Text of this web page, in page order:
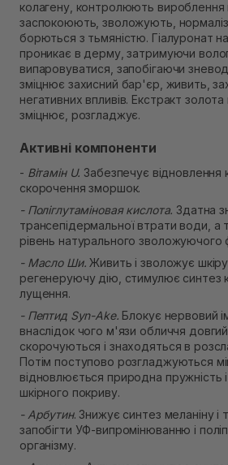
колагену, контролюють вироблення
заспокоюють, зволожують,
борються з тьмяністю. Гіалуронат
проникає в дерму, затримуючи
випаровуватися, запобігаючи
зміцнює захисний бар'єр, живить,
негативних впливів. Екстракт
зміцнює, розгладжує.
Активні компоненти
- Вітамін U. Забезпечує відновлення
скорочення зморшок.
- Поліглутаміновая кислота. Здатна
трансепідермальної втрати води, а
рівень натурального зволожуючого
- Масло Ши. Живить і зволожує
регенеруючу дію, стимулює синтез
лущення.
- Пептид Syn-Ake. Блокує нервовий
внаслідок чого м'язи обличчя
скорочуються і знаходяться в
Потім поступово розгладжуються
відновлюється природна пружність
шкірного покриву.
- Арбутин. Знижує синтез меланіну і
запобігти УФ-випромінюванню і
організму.